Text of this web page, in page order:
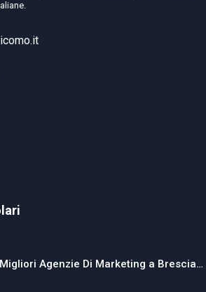
Agenzie Di Marketing a Brescia…